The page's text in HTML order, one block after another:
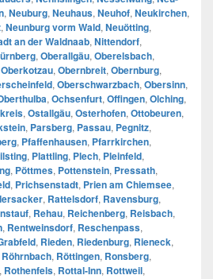
, Neuburg, Neuhaus, Neuhof, Neukirchen,
, Neunburg vorm Wald, Neuötting,
an der Waldnaab, Nittendorf,
, Oberallgäu, Oberelsbach,
Oberkotzau, Obernbreit, Obernburg,
, Oberschwarzbach, Obersinn,
, Ochsenfurt, Offingen, Olching,
, Ostallgäu, Osterhofen, Ottobeuren,
, Parsberg, Passau, Pegnitz,
, Pfaffenhausen, Pfarrkirchen,
, Plattling, Plech, Pleinfeld,
, Pöttmes, Pottenstein, Pressath,
, Prichsenstadt, Prien am Chiemsee,
, Rattelsdorf, Ravensburg,
, Rehau, Reichenberg, Reisbach,
, Rentweinsdorf, Reschenpass,
, Rieden, Riedenburg, Rieneck,
Röhrnbach, Röttingen, Ronsberg,
, Rothenfels, Rottal-Inn, Rottweil,